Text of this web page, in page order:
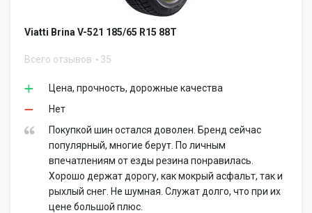
Viatti Brina V-521 185/65 R15 88T
Всего отзывов 35
Цена, прочность, дорожные качества
Нет
Покупкой шин остался доволен. Бренд сейчас
популярный, многие берут. По личным
впечатлениям от езды резина понравилась.
Хорошо держат дорогу, как мокрый асфальт, так и
рыхлый снег. Не шумная. Служат долго, что при их
цене большой плюс.